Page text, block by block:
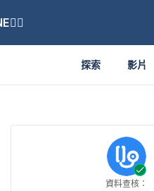
探索 影片
資料查核：